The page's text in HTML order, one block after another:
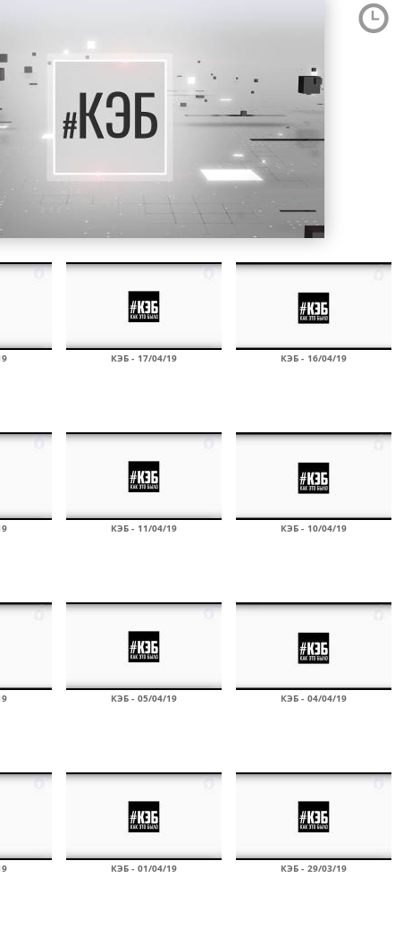
КЭБ - 17/04/19 КЭБ - 16/04/19
КЭБ - 11/04/19 КЭБ - 10/04/19
КЭБ - 05/04/19 КЭБ - 04/04/19
КЭБ - 01/04/19 КЭБ - 29/03/19